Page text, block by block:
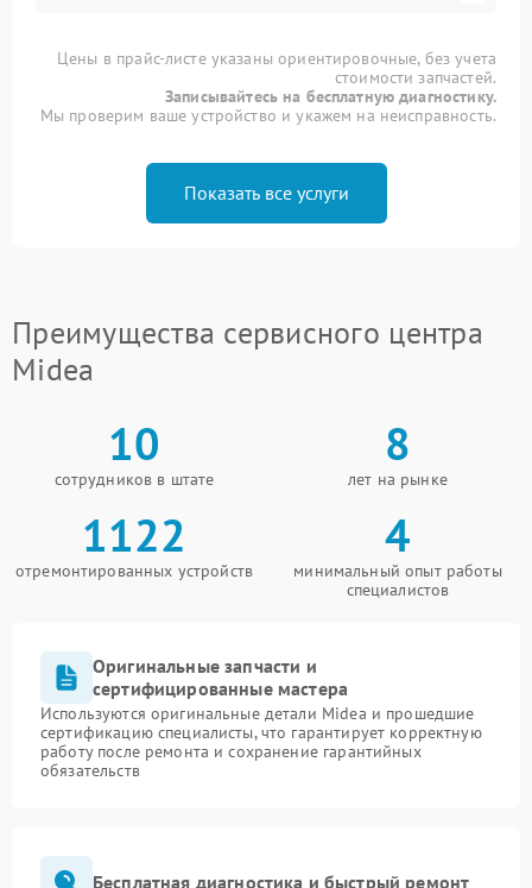
Цены в прайс-листе указаны ориентировочные, без учета
стоимости запчастей.
Записывайтесь на бесплатную диагностику.
Мы проверим ваше устройство и укажем на неисправность.
Показать все услуги
Преимущества сервисного центра
Midea
10
сотрудников в штате
8
лет на рынке
1122
отремонтированных устройств
4
минимальный опыт работы
специалистов
Оригинальные запчасти и
сертифицированные мастера
Используются оригинальные детали Midea и прошедшие
сертификацию специалисты, что гарантирует корректную
работу после ремонта и сохранение гарантийных
обязательств
Бесплатная диагностика и быстрый ремонт